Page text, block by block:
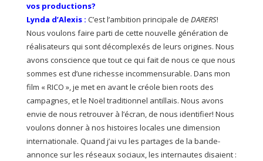
vos productions?
Lynda d’Alexis : C’est l’ambition principale de DARERS!
Nous voulons faire parti de cette nouvelle génération de
réalisateurs qui sont décomplexés de leurs origines. Nous
avons conscience que tout ce qui fait de nous ce que nous
sommes est d’une richesse incommensurable. Dans mon
film « RICO », je met en avant le créole bien roots des
campagnes, et le Noël traditionnel antillais. Nous avons
envie de nous retrouver à l’écran, de nous identifier! Nous
voulons donner à nos histoires locales une dimension
internationale. Quand j’ai vu les partages de la bande-
annonce sur les réseaux sociaux, les internautes disaient :